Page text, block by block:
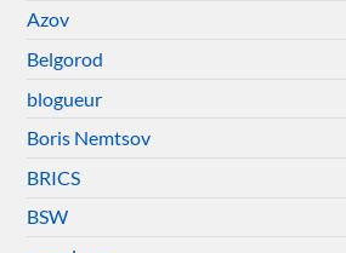
Azov
Belgorod
blogueur
Boris Nemtsov
BRICS
BSW